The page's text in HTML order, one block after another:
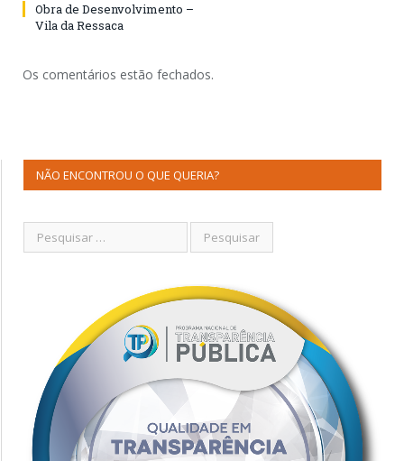
Obra de Desenvolvimento –
Vila da Ressaca
Os comentários estão fechados.
NÃO ENCONTROU O QUE QUERIA?